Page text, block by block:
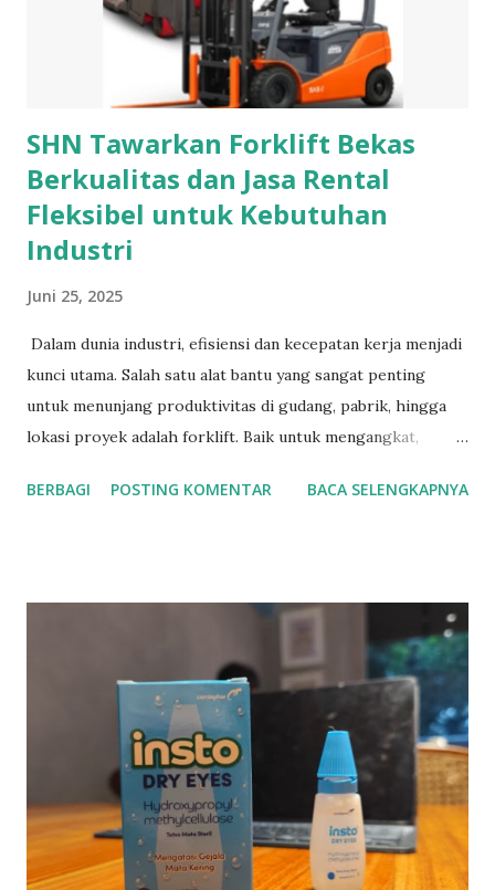
berharga seperti berlian, mutiara, ruby, emerald, garnet dan
safir. Selain sebagai hiasan, kalung juga berfungsi sebagai
simbol dari kekayaan atau status tertentu di Masyarakat....
SHN Tawarkan Forklift Bekas
Berkualitas dan Jasa Rental
Fleksibel untuk Kebutuhan
Industri
Juni 25, 2025
Dalam dunia industri, efisiensi dan kecepatan kerja menjadi
kunci utama. Salah satu alat bantu yang sangat penting
untuk menunjang produktivitas di gudang, pabrik, hingga
lokasi proyek adalah forklift. Baik untuk mengangkat,
menghemat waktu dan tenaga. Menyadari kebutuhan
Tidak semua bisnis membutuhkan forklift baru. Bagi
perusahaan yang ingin menekan anggaran tanpa
mengorbankan kualitas, memilih forklift bekas bisa menjadi
langkah cerdas. SHN menyediakan berbagai unit forklift
second yang masih dalam kondisi prima dan layak
operasional. Setiap unit telah melalui proses inspeksi
menyeluruh oleh teknisi berpengalaman sebelum
ditawarkan kepada pelanggan. Forklift bekas dari SHN
memiliki keunggulan: ● Harga lebih terjangkau dibanding
BERBAGI POSTING KOMENTAR BACA SELENGKAPNYA